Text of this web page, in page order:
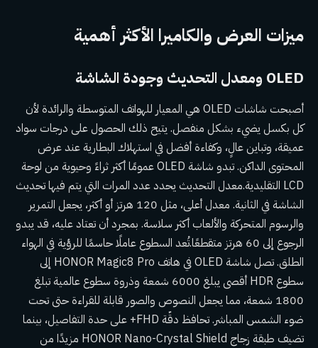
ميزات العرض والكاميرا الأكثر أهمية
OLED ومعدل التحديث وجودة الشاشة
أصبحت شاشات OLED هي المعيار للهواتف المتوسطة والرائدة لأن
كل بكسل يضيء بشكل منفصل. يتيح ذلك الحصول على درجات سواد
عميقة، وتباين عالٍ، وكفاءة أفضل في استهلاك البطارية عند عرض
المحتوى الداكن. تبدو شاشة OLED عمومًا أكثر ثراءً وحيوية من لوحة
LCD التقليدية.معدل التحديث يحدد عدد المرات التي يتم فيها تحديث
الشاشة في الثانية. معدل أعلى، مثل 120 هرتز أو أكثر، يجعل التمرير
والرسوم المتحركة والألعاب أكثر سلاسة. بمجرد أن تعتاد عليه، قد يبدو
الرجوع إلى 60 هرتز متقطعًا.تُعد السطوع عاملًا حاسمًا للرؤية في الهواء
الطلق. تصل شاشة OLED في هاتف HONOR Magic8 Pro إلى
سطوع HDR أقصى يبلغ 6000 شمعة وذروة سطوع عالمية تبلغ
1800 شمعة، مما يجعل النصوص والصور قابلة للقراءة حتى تحت
ضوء الشمس المباشر. تحافظ دقّة FHD+ على حدة التفاصيل، بينما
تضيف طبقة زجاج HONOR Nano-Crystal Shield مزيدًا من